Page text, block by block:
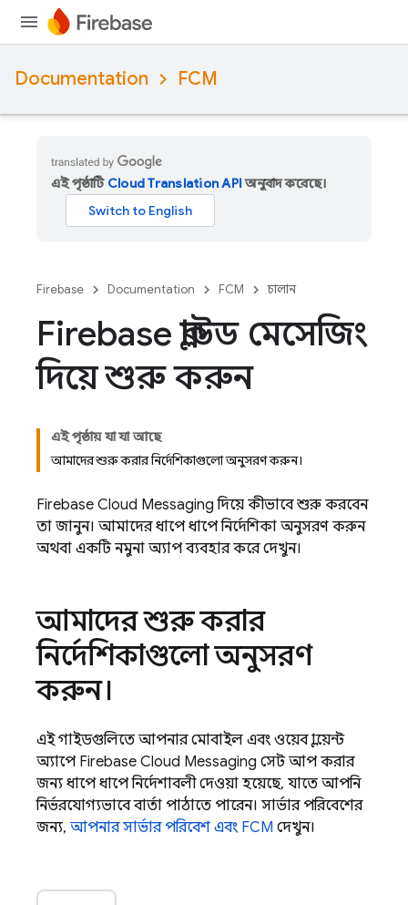
Documentation FCM
এই পৃষ্ঠাটি Cloud Translation APIঅনুবাদ করেছে।
Firebase Documentation FCM চালান
Firebase ক্লাউড মেসেজিং
দিয়ে শুরু করুন
এই পৃষ্ঠায় যা যা আছে
আমাদের শুরু করার নির্দেশিকাগুলো অনুসরণ করুন।
Firebase Cloud Messaging দিয়ে কীভাবে শুরু করবেন
তা জানুন। আমাদের ধাপে ধাপে নির্দেশিকা অনুসরণ করুন
অথবা একটি নমুনা অ্যাপ ব্যবহার করে দেখুন।
আমাদের শুরু করার
নির্দেশিকাগুলো অনুসরণ
করুন।
এই গাইডগুলিতে আপনার মোবাইল এবং ওয়েব ক্লায়েন্ট
অ্যাপে Firebase Cloud Messaging সেট আপ করার
জন্য ধাপে ধাপে নির্দেশাবলী দেওয়া হয়েছে, যাতে আপনি
নির্ভরযোগ্যভাবে বার্তা পাঠাতে পারেন। সার্ভার পরিবেশের
জন্য, আপনার সার্ভার পরিবেশ এবং FCM দেখুন।